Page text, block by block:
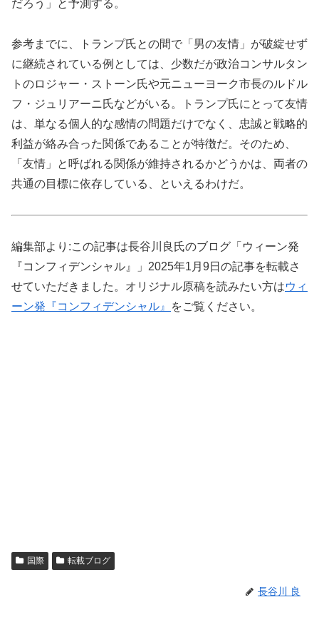
だろう」と予測する。
参考までに、トランプ氏との間で「男の友情」が破綻せず
に継続されている例としては、少数だが政治コンサルタン
トのロジャー・ストーン氏や元ニューヨーク市長のルドル
フ・ジュリアーニ氏などがいる。トランプ氏にとって友情
は、単なる個人的な感情の問題だけでなく、忠誠と戦略的
利益が絡み合った関係であることが特徴だ。そのため、
「友情」と呼ばれる関係が維持されるかどうかは、両者の
共通の目標に依存している、といえるわけだ。
編集部より:この記事は長谷川良氏のブログ「ウィーン発
『コンフィデンシャル』」2025年1月9日の記事を転載さ
せていただきました。オリジナル原稿を読みたい方はウィ
ーン発『コンフィデンシャル』
をご覧ください。
国際 転載ブログ
長谷川 良